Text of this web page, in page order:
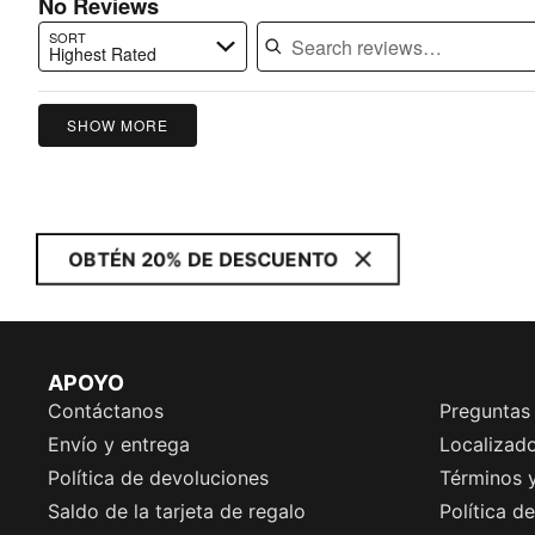
SORT
Highest Rated
Search reviews…
SHOW MORE
OBTÉN 20% DE DESCUENTO
APOYO
Contáctanos
Envío y entrega
Política de devoluciones
Términos
Saldo de la tarjeta de regalo
Política